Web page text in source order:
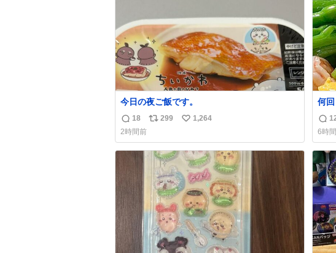
今日の夜ご飯です。
返
信
数
18
リ
ス
数
299
い
ね
数
1,264
2時間前
何
の
食
返
信
数
6時